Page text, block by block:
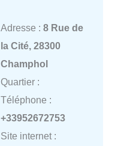
Adresse : 8 Rue de
la Cité, 28300
Champhol
Quartier :
Téléphone :
+33952672753
Site internet :